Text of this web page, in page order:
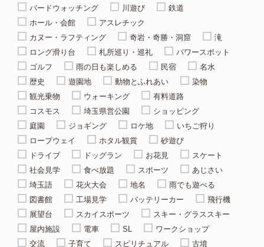
バードウォッチング
川遊び
鉄道
ホール・会館
アスレチック
カヌー・ラフティング
奇岩・奇勝・洞窟
滝
ロング滑り台
札所巡り・巡礼
パワースポット
ゴルフ
雨の日も楽しめる 民宿
名水
歴史
遊園地 動物とふれあい
染物
観光乗物
ウォーキング
有料道路
コスモス
埼玉県営公園
ショッピング
庭園
ジョギング ロケ地
いちご狩り
ロープウェイ
ホタル観賞
砂遊び
ドライブ
ドッグラン お花見
スケート
社会見学
食べ放題 スポーツ
あじさい
埼玉語
花火大会 地名
雨でも遊べる
図書館
工場見学 バッテリーカー
飛行機
展望台
スカイスポーツ
スキー・グラススキー
屋内施設
電車 SL
ワークショップ
交流
子育て スピリチュアル 古墳